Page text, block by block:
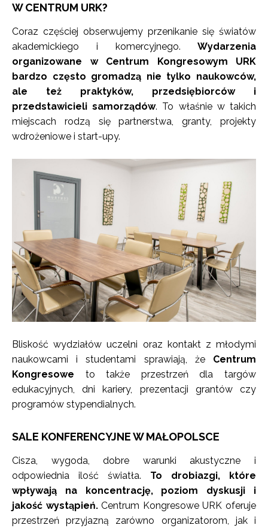
W CENTRUM URK?
Coraz częściej obserwujemy przenikanie się światów
akademickiego i komercyjnego. Wydarzenia
organizowane w Centrum Kongresowym URK
bardzo często gromadzą nie tylko naukowców,
ale też praktyków, przedsiębiorców i
przedstawicieli samorządów. To właśnie w takich
miejscach rodzą się partnerstwa, granty, projekty
wdrożeniowe i start-upy.
Bliskość wydziałów uczelni oraz kontakt z młodymi
naukowcami i studentami sprawiają, że Centrum
Kongresowe to także przestrzeń dla targów
edukacyjnych, dni kariery, prezentacji grantów czy
programów stypendialnych.
SALE KONFERENCYJNE W MAŁOPOLSCE
Cisza, wygoda, dobre warunki akustyczne i
odpowiednia ilość światła. To drobiazgi, które
wpływają na koncentrację, poziom dyskusji i
jakość wystąpień.Centrum Kongresowe URK oferuje
przestrzeń przyjazną zarówno organizatorom, jak i